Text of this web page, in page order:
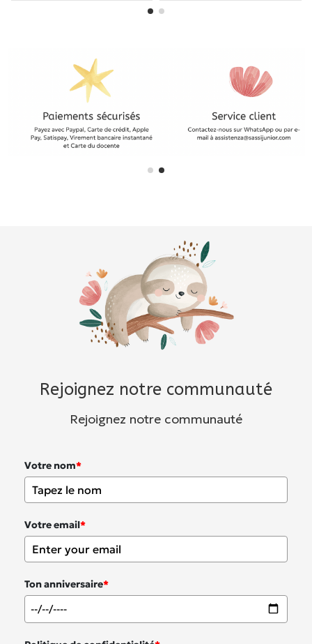
Rejoignez notre communauté
Rejoignez notre communauté
Votre nom*
Votre email*
Ton anniversaire*